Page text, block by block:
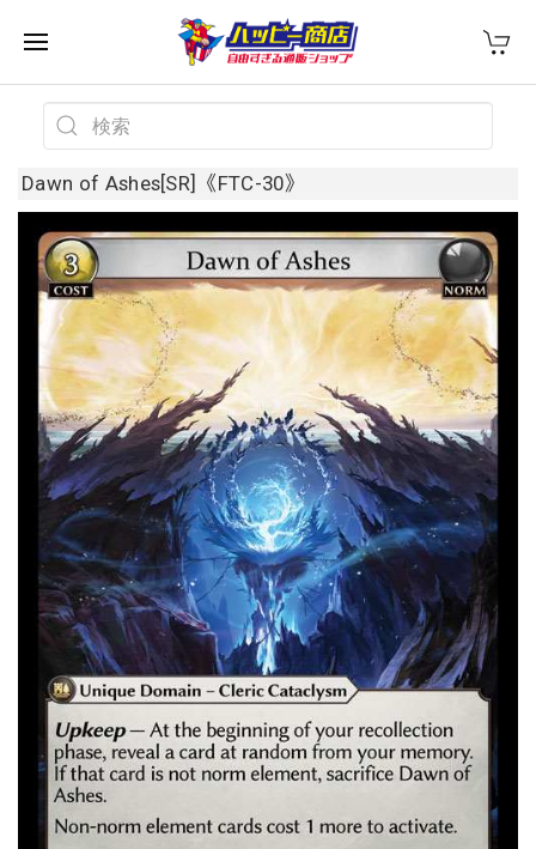
Dawn of Ashes[SR]《FTC-30》